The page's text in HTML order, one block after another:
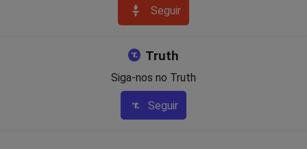
Seguir
Truth
Siga-nos no Truth
Seguir